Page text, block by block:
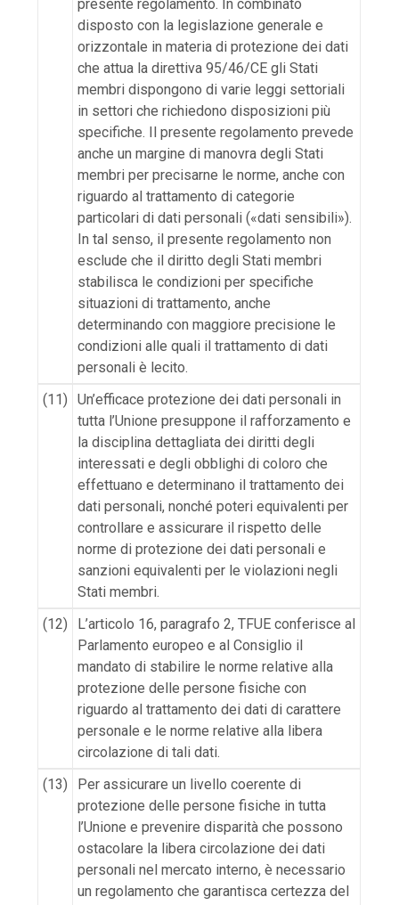
presente regolamento. In combinato
disposto con la legislazione generale e
orizzontale in materia di protezione dei dati
che attua la direttiva 95/46/CE gli Stati
membri dispongono di varie leggi settoriali
in settori che richiedono disposizioni più
specifiche. Il presente regolamento prevede
anche un margine di manovra degli Stati
membri per precisarne le norme, anche con
riguardo al trattamento di categorie
particolari di dati personali («dati sensibili»).
In tal senso, il presente regolamento non
esclude che il diritto degli Stati membri
stabilisca le condizioni per specifiche
situazioni di trattamento, anche
determinando con maggiore precisione le
condizioni alle quali il trattamento di dati
personali è lecito.
(11)
Un’efficace protezione dei dati personali in
tutta l’Unione presuppone il rafforzamento e
la disciplina dettagliata dei diritti degli
interessati e degli obblighi di coloro che
effettuano e determinano il trattamento dei
dati personali, nonché poteri equivalenti per
controllare e assicurare il rispetto delle
norme di protezione dei dati personali e
sanzioni equivalenti per le violazioni negli
Stati membri.
(12)
L’articolo 16, paragrafo 2, TFUE conferisce al
Parlamento europeo e al Consiglio il
mandato di stabilire le norme relative alla
protezione delle persone fisiche con
riguardo al trattamento dei dati di carattere
personale e le norme relative alla libera
circolazione di tali dati.
(13)
Per assicurare un livello coerente di
protezione delle persone fisiche in tutta
l’Unione e prevenire disparità che possono
ostacolare la libera circolazione dei dati
personali nel mercato interno, è necessario
un regolamento che garantisca certezza del